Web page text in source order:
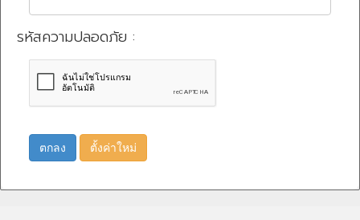
รหัสความปลอดภัย :
ตกลง ตั้งค่าใหม่